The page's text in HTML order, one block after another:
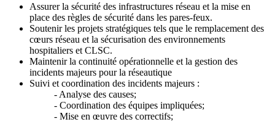
Assurer la sécurité des infrastructures réseau et la mise en
place des règles de sécurité dans les pares-feux.
Soutenir les projets stratégiques tels que le remplacement des
cœurs réseau et la sécurisation des environnements
hospitaliers et CLSC.
Maintenir la continuité opérationnelle et la gestion des
incidents majeurs pour la réseautique
Suivi et coordination des incidents majeurs :
- Analyse des causes;
- Coordination des équipes impliquées;
- Mise en œuvre des correctifs;